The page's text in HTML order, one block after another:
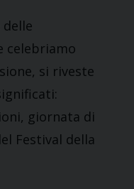
celebriamo
si riveste
giornata di
Festival della